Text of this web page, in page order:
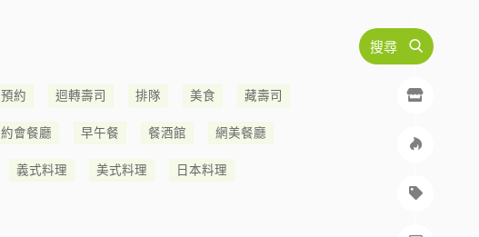
搜尋
預約 迴轉壽司 排隊 美食 藏壽司
約會餐廳 早午餐 餐酒館 網美餐廳
義式料理 美式料理 日本料理